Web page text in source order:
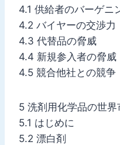
4.1 供給者のバーゲニ
4.2 バイヤーの交渉力
4.3 代替品の脅威
4.4 新規参入者の脅威
4.5 競合他社との競争
5 洗剤用化学品の世界
5.1 はじめに
5.2 漂白剤